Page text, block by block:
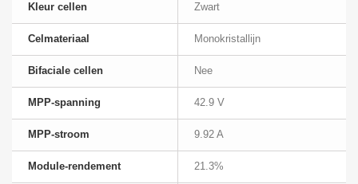
Kleur cellen Zwart
Celmateriaal Monokristallijn
Bifaciale cellen Nee
MPP-spanning 42.9 V
MPP-stroom 9.92 A
Module-rendement 21.3%